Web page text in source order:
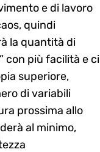
e di lavoro
quindi
la quantità di
con più facilità e ci
superiore,
di variabili
prossima allo
al minimo,